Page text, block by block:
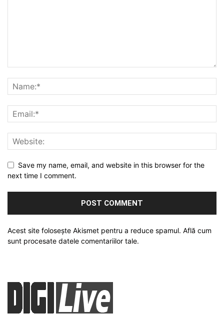
Save my name, email, and website in this browser for the
next time I comment.
Acest site folosește Akismet pentru a reduce spamul. Află cum
sunt procesate datele comentariilor tale.